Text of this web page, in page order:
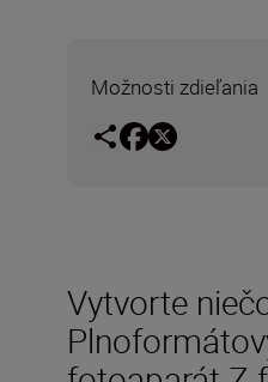
Možnosti zdieľania
Vytvorte